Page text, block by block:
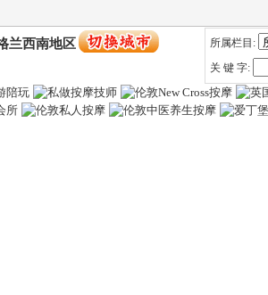
兰西南地区
所属栏目:
关 键 字: